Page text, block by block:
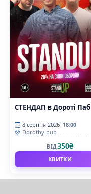
СТЕНДАП в Дороті Паб
8 серпня 2026 18:00
Dorothy pub
ВІД350₴
КВИТКИ